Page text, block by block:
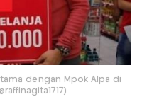
dengan Mpok Alpa di